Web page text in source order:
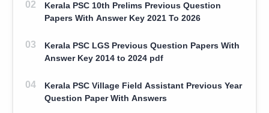
Kerala PSC 10th Prelims Previous Question
Papers With Answer Key 2021 To 2026
Kerala PSC LGS Previous Question Papers With
Answer Key 2014 to 2024 pdf
Kerala PSC Village Field Assistant Previous Year
Question Paper With Answers